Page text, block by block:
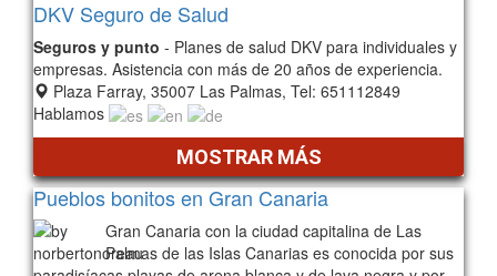
DKV Seguro de Salud
Seguros y punto - Planes de salud DKV para individuales y
empresas. Asistencia con más de 20 años de experiencia.
Plaza Farray, 35007 Las Palmas, Tel: 651112849
Hablamos
MOSTRAR MÁS
Pueblos bonitos en Gran Canaria
Gran Canaria con la ciudad capitalina de Las
Palmas de las Islas Canarias es conocida por sus